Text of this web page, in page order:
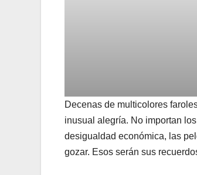
Decenas de multicolores
inusual alegría. No importan
desigualdad económica, las
gozar. Esos serán sus